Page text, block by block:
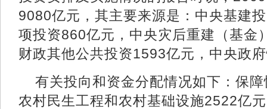
9080亿元，其主要来源是：中央基建
项投资860亿元，中央灾后重建（基金
财政其他公共投资1593亿元，中央政
有关投向和资金分配情况如下：保
农村民生工程和农村基础设施2522亿